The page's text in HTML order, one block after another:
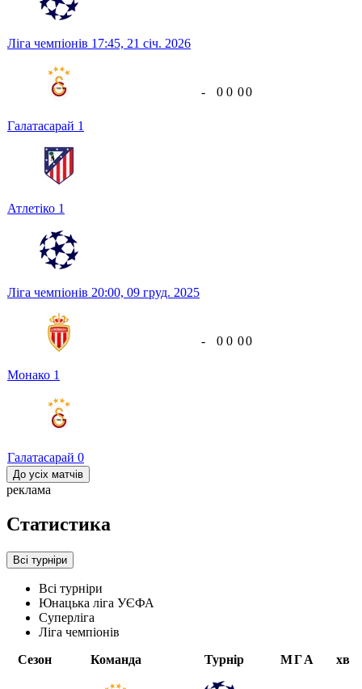
Ліга чемпіонів 17:45, 21 січ. 2026
Галатасарай 1
Атлетіко 1
- 0 0 00
Ліга чемпіонів 20:00, 09 груд. 2025
Монако 1
Галатасарай 0
- 0 0 00
До усіх матчів
реклама
Статистика
Всі турніри
Всі турніри
Юнацька ліга УЄФА
Суперліга
Ліга чемпіонів
Сезон
Команда Турнір МГА хв